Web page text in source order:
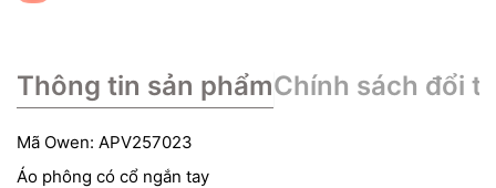
Thông tin sản phẩmChính sách đổi
Mã Owen: APV257023
Áo phông có cổ ngắn tay